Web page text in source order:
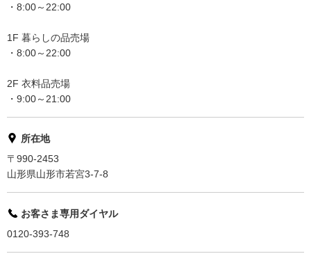
・8:00～22:00
1F 暮らしの品売場
・8:00～22:00
2F 衣料品売場
・9:00～21:00
所在地
〒990-2453
山形県山形市若宮3-7-8
お客さま専用ダイヤル
0120-393-748